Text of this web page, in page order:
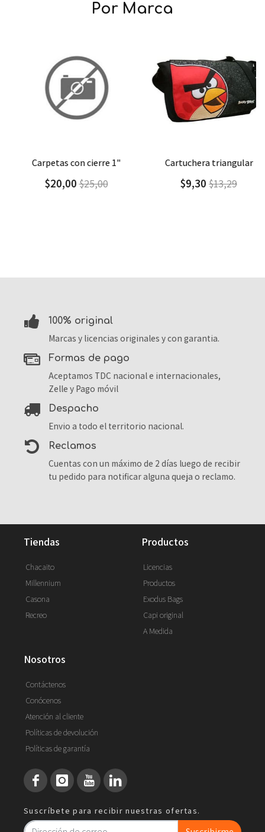
Por Marca
Agregar Detalle
carpetas con cierre 1"
$20,00$25,00
Agregar Detalle
cartuchera triangular
$9,30$13,29
100% original
Marcas y licencias originales y con garantia.
formas de pago
Aceptamos TDC nacional e internacionales,
Zelle y Pago móvil
despacho
Envio a todo el territorio nacional.
reclamos
Cuentas con un máximo de 2 días luego de recibir
tu pedido para notificar alguna queja o reclamo.
tiendas
Chacaito
Millennium
Casona
Recreo
productos
Licencias
Productos
Exodus Bags
Capi original
A Medida
nosotros
Contáctenos
Conócenos
Atención al cliente
Políticas de devolución
Políticas de garantía
Suscríbete para recibir nuestras ofertas.